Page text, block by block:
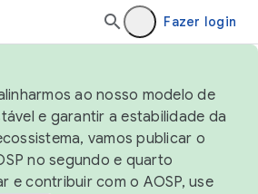
Fazer login
ao nosso modelo de
e garantir a estabilidade da
vamos publicar o
no segundo e quarto
e contribuir com o AOSP, use